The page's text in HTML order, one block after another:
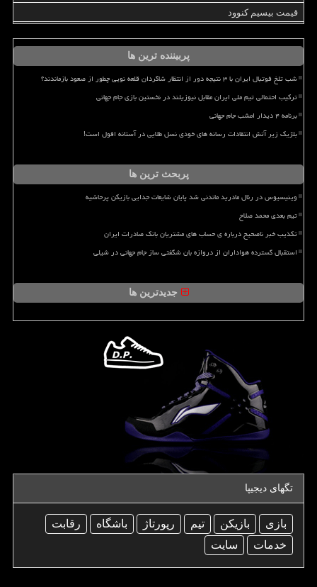
قیمت بیسیم کنوود
پربیننده ترین ها
شب تلخ فوتبال ایران با ۳ نتیجه دور از انتظار شاگردان قلعه نویی چطور از صعود بازماندند؟
ترکیب احتمالی تیم ملی ایران مقابل نیوزیلند در نخستین بازی جام جهانی
برنامه ۴ دیدار امشب جام جهانی
بلژیک زیر آتش انتقادات رسانه های خودی نسل طلایی در آستانه افول است!
پربحث ترین ها
وینیسیوس در رئال مادرید ماندنی شد پایان شایعات جدایی بازیکن پرحاشیه
تیم بعدی محمد صلاح
تکذیب خبر ناصحیح درباره ی حساب های مشتریان بانک صادرات ایران
استقبال گسترده هواداران از دروازه بان شگفتی ساز جام جهانی در شیلی
جدیدترین ها
تگهای دیجیپا
بازی بازیكن تیم رپورتاژ باشگاه
رقابت
خدمات
سایت